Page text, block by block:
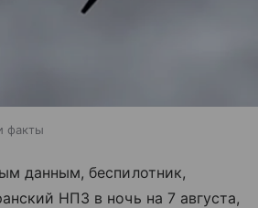
факты
данным, беспилотник,
НПЗ в ночь на 7 августа,